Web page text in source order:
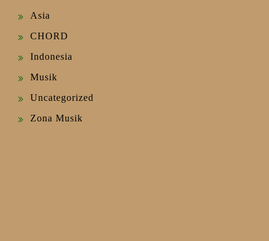
Asia
CHORD
Indonesia
Musik
Uncategorized
Zona Musik